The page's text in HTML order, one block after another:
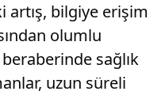
artış, bilgiye erişim
olumlu
sağlık
uzun süreli